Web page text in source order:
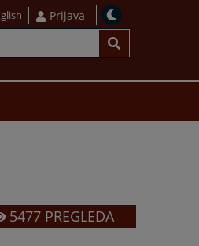
Prijava
5477PREGLEDA